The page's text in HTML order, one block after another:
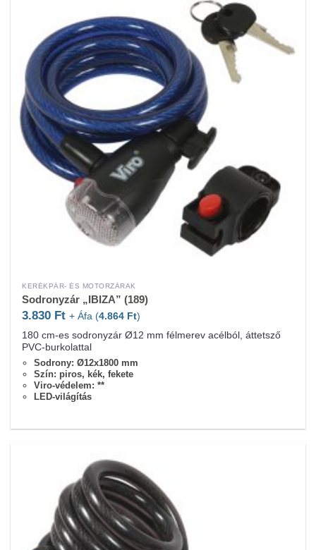
KERÉKPÁR- ÉS MOTORZÁRAK
Sodronyzár „IBIZA” (189)
3.830 Ft + Áfa (4.864 Ft)
180 cm-es sodronyzár Ø12 mm félmerev acélból, áttetsző
PVC-burkolattal
Sodrony: Ø12x1800 mm
Szín: piros, kék, fekete
Viro-védelem: **
LED-világítás